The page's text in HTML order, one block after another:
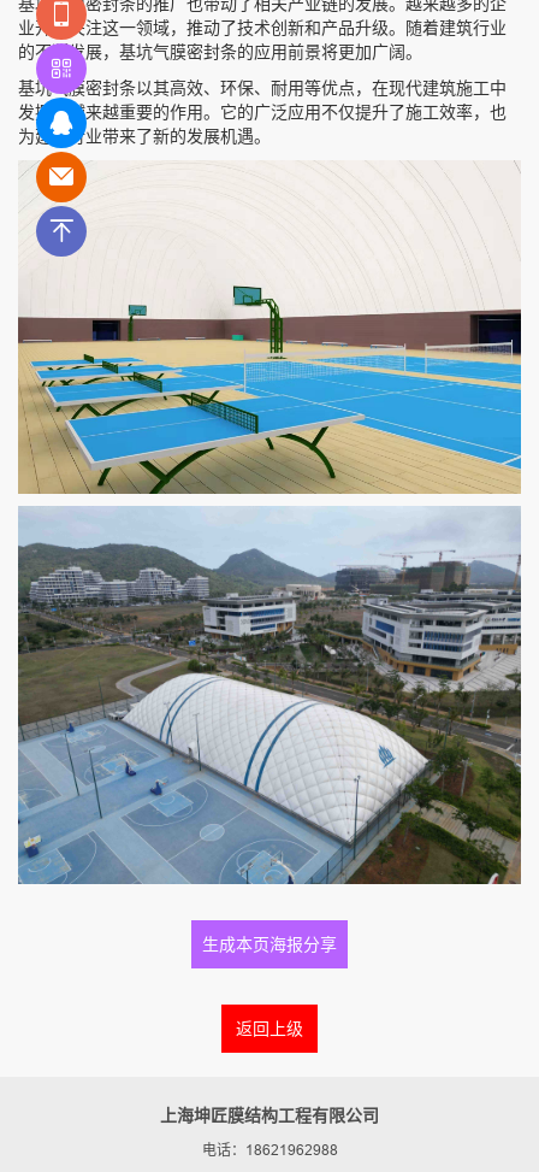
业开始关注这一领域，推动了技术创新和产品升级。随着建筑行业
的不断发展，基坑气膜密封条的应用前景将更加广阔。
基坑气膜密封条以其高效、环保、耐用等优点，在现代建筑施工中
发挥着越来越重要的作用。它的广泛应用不仅提升了施工效率，也
为建筑行业带来了新的发展机遇。
生成本页海报分享
返回上级
上海坤匠膜结构工程有限公司
电话：18621962988